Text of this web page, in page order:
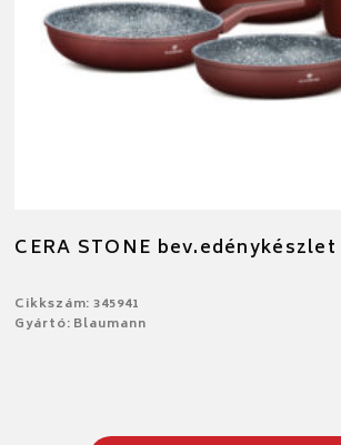
CERA STONE
Cikkszám: 345941
Gyártó: Blaumann